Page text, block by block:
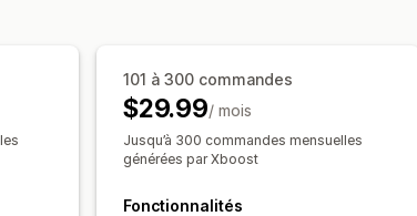
Tarification fixe
Réductions en fonction de la quantité
Réductions en pourcentage
Tarification en gros Prix de gros Tarification
Tarification personnalisée
Gestion des réductions
Code personnalisé
Polices personnalisées
Déclencheurs et règles Automatisations
Rapports Analyses de données
101 à 300 commandes
$29.99/ mois
Jusqu’à 300 commandes mensuelles
générées par Xboost
Fonctionnalités